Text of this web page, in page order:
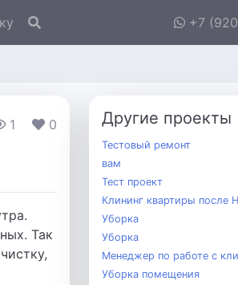
+7
1 0
Так
Другие проекты
Тестовый ремонт
вам
Тест проект
Клининг квартиры после
Уборка
Уборка
Менеджер по работе с
Уборка помещения